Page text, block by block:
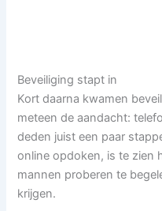
Beveiliging stapt in
Kort daarna kwamen
meteen de aandacht:
deden juist een paar
online opdoken, is te zien
mannen proberen te
krijgen.